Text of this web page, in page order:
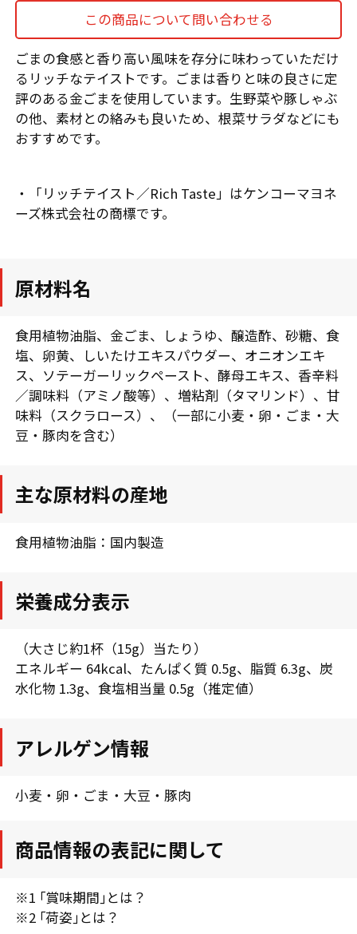
この商品について問い合わせる
ごまの食感と香り高い風味を存分に味わっていただけ
るリッチなテイストです。ごまは香りと味の良さに定
評のある金ごまを使用しています。生野菜や豚しゃぶ
の他、素材との絡みも良いため、根菜サラダなどにも
おすすめです。
・「リッチテイスト／Rich Taste」はケンコーマヨネ
ーズ株式会社の商標です。
原材料名
食用植物油脂、金ごま、しょうゆ、醸造酢、砂糖、食
塩、卵黄、しいたけエキスパウダー、オニオンエキ
ス、ソテーガーリックペースト、酵母エキス、香辛料
／調味料（アミノ酸等）、増粘剤（タマリンド）、甘
味料（スクラロース）、（一部に小麦・卵・ごま・大
豆・豚肉を含む）
主な原材料の産地
食用植物油脂：国内製造
栄養成分表示
（大さじ約1杯（15g）当たり）
エネルギー 64kcal、たんぱく質 0.5g、脂質 6.3g、炭
水化物 1.3g、食塩相当量 0.5g（推定値）
アレルゲン情報
小麦・卵・ごま・大豆・豚肉
商品情報の表記に関して
※1 ｢賞味期間｣とは？
※2 ｢荷姿｣とは？